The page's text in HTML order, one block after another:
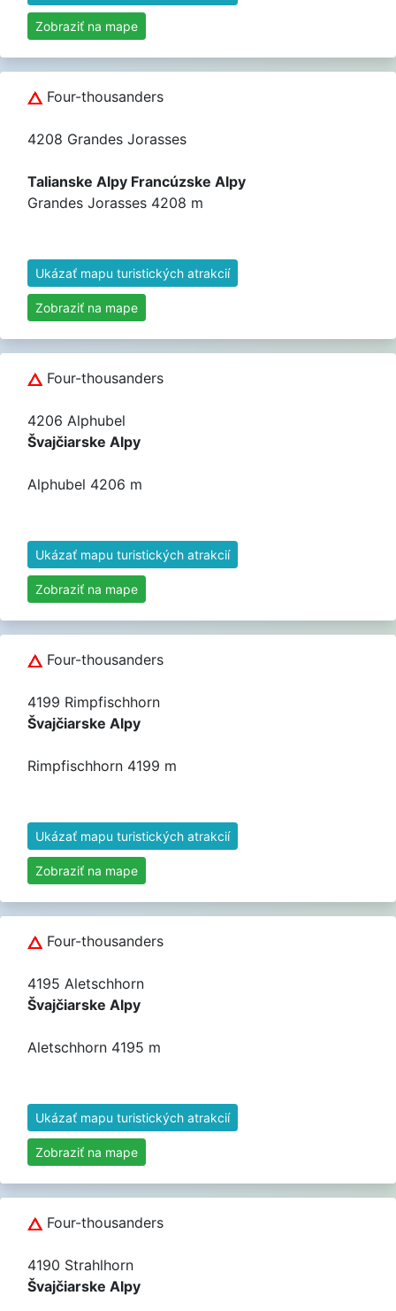
Zobraziť na mape
Four-thousanders
4208 Grandes Jorasses
Talianske Alpy Francúzske Alpy
Grandes Jorasses 4208 m
Ukázať mapu turistických atrakcií
Zobraziť na mape
Four-thousanders
4206 Alphubel
Švajčiarske Alpy
Alphubel 4206 m
Ukázať mapu turistických atrakcií
Zobraziť na mape
Four-thousanders
4199 Rimpfischhorn
Švajčiarske Alpy
Rimpfischhorn 4199 m
Ukázať mapu turistických atrakcií
Zobraziť na mape
Four-thousanders
4195 Aletschhorn
Švajčiarske Alpy
Aletschhorn 4195 m
Ukázať mapu turistických atrakcií
Zobraziť na mape
Four-thousanders
4190 Strahlhorn
Švajčiarske Alpy